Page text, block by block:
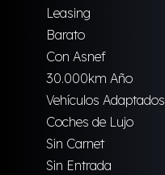
Leasing
Barato
Con Asnef
30.000km Año
Vehículos Adaptados
Coches de Lujo
Sin Carnet
Sin Entrada